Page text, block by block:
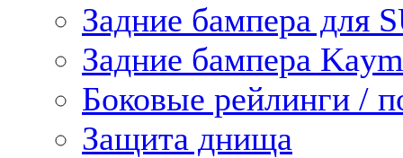
Задние бампера для
Задние бампера
Боковые рейлинги /
Защита днища